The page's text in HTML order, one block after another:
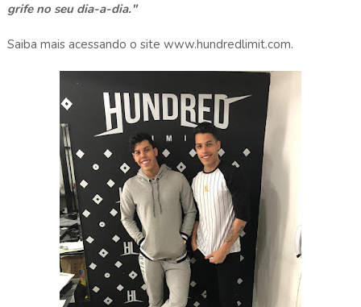
grife no seu dia-a-dia."
Saiba mais acessando o site www.hundredlimit.com.